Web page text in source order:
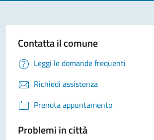
Contatta il comune
Leggi le domande frequenti
Richiedi assistenza
Prenota appuntamento
Problemi in città